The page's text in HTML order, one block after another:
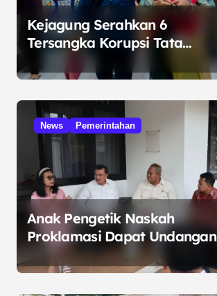
Kejagung Serahkan 6
Tersangka Korupsi Tata
Kelola Minyak ke Penuntut
Umum
News Pemerintahan
Anak Pengetik Naskah
Proklamasi Dapat Undangan
HUT RI dari Presiden
Prabowo